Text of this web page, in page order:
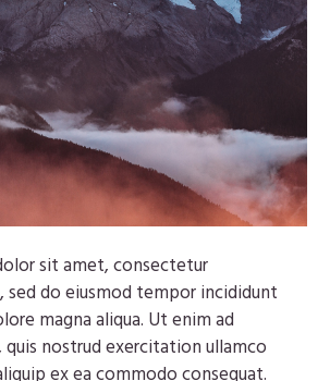
sit amet, consectetur
sed do eiusmod tempor incididunt
magna aliqua. Ut enim ad
nostrud exercitation ullamco
ex ea commodo consequat.